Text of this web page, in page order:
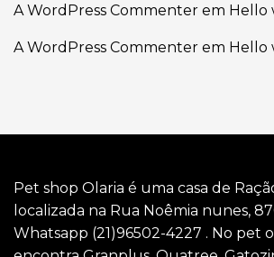
A WordPress Commenter em Hello
A WordPress Commenter em Hello
Pet shop Olaria é uma casa de
localizada na Rua Noêmia nunes,
Whatsapp (21)96502-4227 . No pet